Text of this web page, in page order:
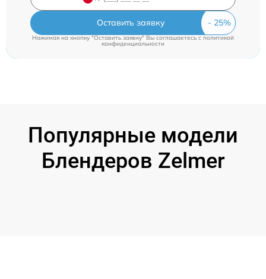
Оставить заявку
Нажимая на кнопку "Оставить заявку" Вы соглашаетесь c политикой
конфиденциальности
Популярные модели
Блендеров Zelmer